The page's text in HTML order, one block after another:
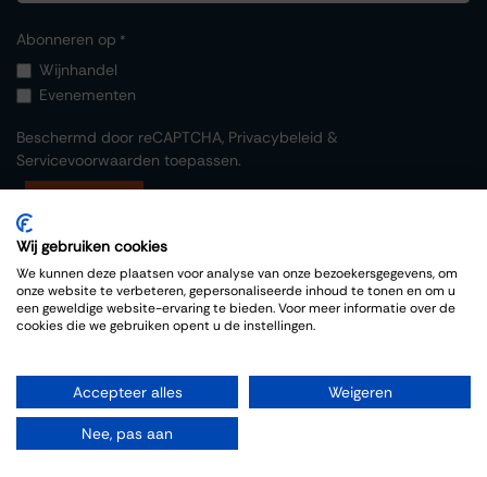
Abonneren op *
Wijnhandel
Evenementen
Beschermd door reCAPTCHA, Privacybeleid &
Servicevoorwaarden toepassen.
Cookies Policy
Nederlands
Aangeboden door
Wij gebruiken cookies
We kunnen deze plaatsen voor analyse van onze bezoekersgegevens, om
onze website te verbeteren, gepersonaliseerde inhoud te tonen en om u
een geweldige website-ervaring te bieden. Voor meer informatie over de
cookies die we gebruiken opent u de instellingen.
Accepteer alles Weigeren
Nee, pas aan